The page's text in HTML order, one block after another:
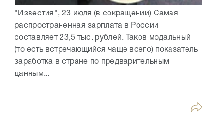
"Известия", 23 июля (в сокращении) Самая
распространенная зарплата в России
составляет 23,5 тыс. рублей. Таков модальный
(то есть встречающийся чаще всего) показатель
заработка в стране по предварительным
данным...